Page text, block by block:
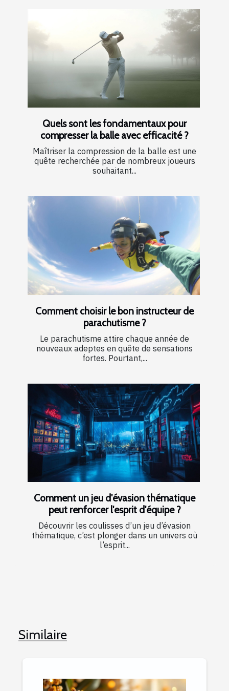
Quels sont les fondamentaux pour
compresser la balle avec efficacité ?
Maîtriser la compression de la balle est une
quête recherchée par de nombreux joueurs
souhaitant...
Comment choisir le bon instructeur de
parachutisme ?
Le parachutisme attire chaque année de
nouveaux adeptes en quête de sensations
fortes. Pourtant,...
Comment un jeu d'évasion thématique
peut renforcer l'esprit d'équipe ?
Découvrir les coulisses d’un jeu d’évasion
thématique, c’est plonger dans un univers où
l’esprit...
Similaire